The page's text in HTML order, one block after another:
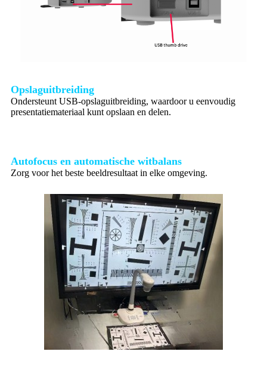
Opslaguitbreiding
Ondersteunt USB-opslaguitbreiding, waardoor u eenvoudig
presentatiemateriaal kunt opslaan en delen.
Autofocus en automatische witbalans
Zorg voor het beste beeldresultaat in elke omgeving.